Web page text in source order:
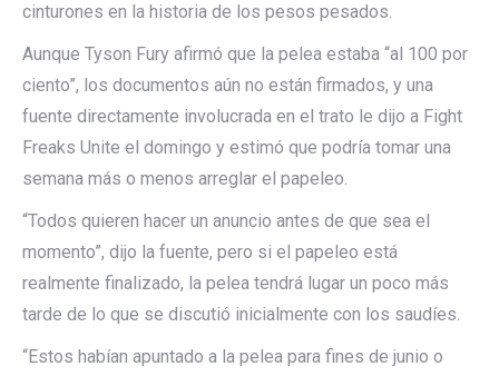
cinturones en la historia de los pesos pesados.
Aunque Tyson Fury afirmó que la pelea estaba “al 100 por
ciento”, los documentos aún no están firmados, y una
fuente directamente involucrada en el trato le dijo a Fight
Freaks Unite el domingo y estimó que podría tomar una
semana más o menos arreglar el papeleo.
“Todos quieren hacer un anuncio antes de que sea el
momento”, dijo la fuente, pero si el papeleo está
realmente finalizado, la pelea tendrá lugar un poco más
tarde de lo que se discutió inicialmente con los saudíes.
“Estos habían apuntado a la pelea para fines de junio o